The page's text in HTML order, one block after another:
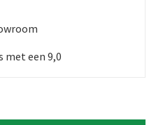
met een 9,0